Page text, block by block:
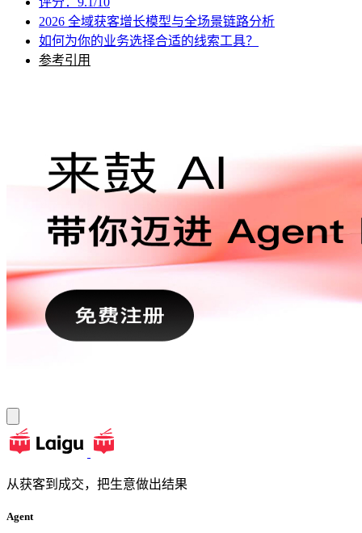
2026 全域获客增长模型与全场景链路分析
如何为你的业务选择合适的线索工具？
参考引用
从获客到成交，把生意做出结果
Agent